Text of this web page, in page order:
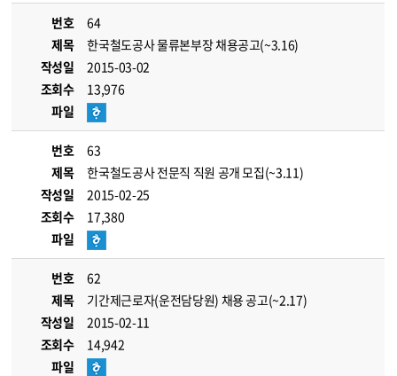
번호
64
제목
한국철도공사 물류본부장 채용공고(~3.16)
작성일
2015-03-02
조회수
13,976
파일
번호
63
제목
한국철도공사 전문직 직원 공개 모집(~3.11)
작성일
2015-02-25
조회수
17,380
파일
번호
62
제목
기간제근로자(운전담당원) 채용 공고(~2.17)
작성일
2015-02-11
조회수
14,942
파일